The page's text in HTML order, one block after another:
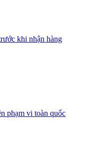
khi nhận hàng
phạm vi toàn quốc